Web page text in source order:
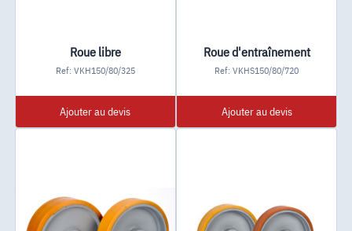
Roue libre
Ref: VKH150/80/325
Ajouter au devis
Roue d'entraînement
Ref: VKHS150/80/720
Ajouter au devis